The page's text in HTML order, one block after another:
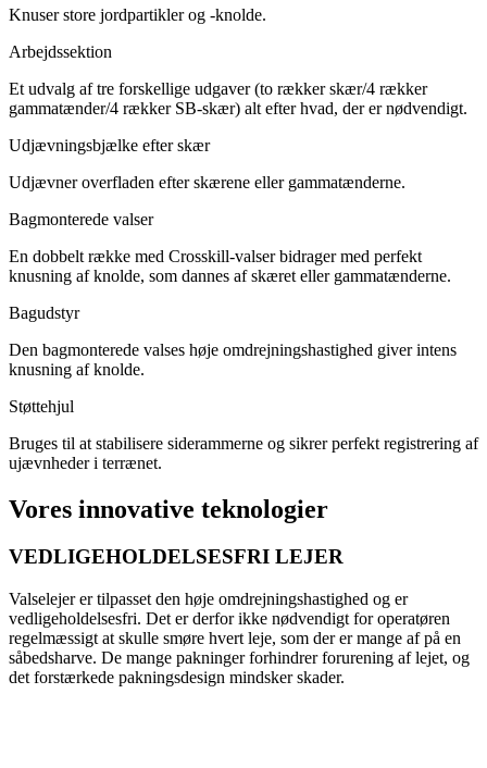
Knuser store jordpartikler og -knolde.
Arbejdssektion
Et udvalg af tre forskellige udgaver (to rækker skær/4 rækker
gammatænder/4 rækker SB-skær) alt efter hvad, der er nødvendigt.
Udjævningsbjælke efter skær
Udjævner overfladen efter skærene eller gammatænderne.
Bagmonterede valser
En dobbelt række med Crosskill-valser bidrager med perfekt
knusning af knolde, som dannes af skæret eller gammatænderne.
Bagudstyr
Den bagmonterede valses høje omdrejningshastighed giver intens
knusning af knolde.
Støttehjul
Bruges til at stabilisere siderammerne og sikrer perfekt registrering af
ujævnheder i terrænet.
Vores innovative teknologier
VEDLIGEHOLDELSESFRI LEJER
Valselejer er tilpasset den høje omdrejningshastighed og er
vedligeholdelsesfri. Det er derfor ikke nødvendigt for operatøren
regelmæssigt at skulle smøre hvert leje, som der er mange af på en
såbedsharve. De mange pakninger forhindrer forurening af lejet, og
det forstærkede pakningsdesign mindsker skader.